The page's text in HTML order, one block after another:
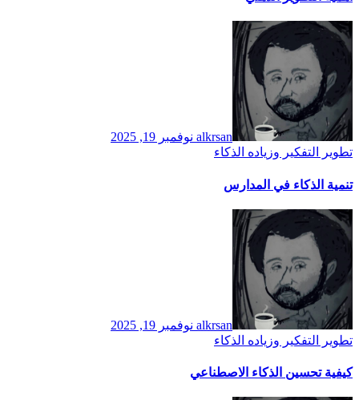
alkrsan نوفمبر 19, 2025
تطوير التفكير وزياده الذكاء
تنمية الذكاء في المدارس
alkrsan نوفمبر 19, 2025
تطوير التفكير وزياده الذكاء
كيفية تحسين الذكاء الاصطناعي